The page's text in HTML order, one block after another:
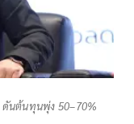
นต้นทุนพุ่ง 50–70%